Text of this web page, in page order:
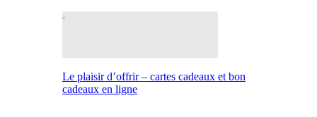
Le plaisir d’offrir – cartes cadeaux et bon
cadeaux en ligne